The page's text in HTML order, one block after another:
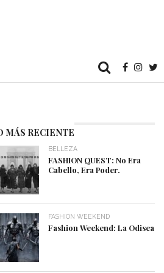
MÁS RECIENTE
BELLEZA
FASHION QUEST: No Era
Cabello, Era Poder.
FASHION WEEKEND
Fashion Weekend: La Odisea